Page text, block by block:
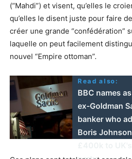
(“Mahdi”) et visent, qu’elles le
qu’elles le disent juste pour faire
créer une grande “confédération”
laquelle on peut facilement
nouvel “Empire ottoman”.
Read also:
BBC names
ex-Goldman
banker who
Boris